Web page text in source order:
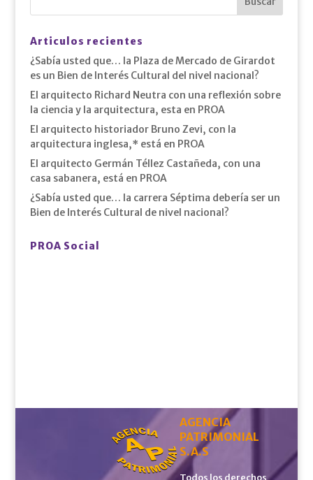
Articulos recientes
¿Sabía usted que… la Plaza de Mercado de Girardot
es un Bien de Interés Cultural del nivel nacional?
El arquitecto Richard Neutra con una reflexión sobre
la ciencia y la arquitectura, esta en PROA
El arquitecto historiador Bruno Zevi, con la
arquitectura inglesa,* está en PROA
El arquitecto Germán Téllez Castañeda, con una
casa sabanera, está en PROA
¿Sabía usted que… la carrera Séptima debería ser un
Bien de Interés Cultural de nivel nacional?
PROA Social
AGENCIA
PATRIMONIAL
S.A.S